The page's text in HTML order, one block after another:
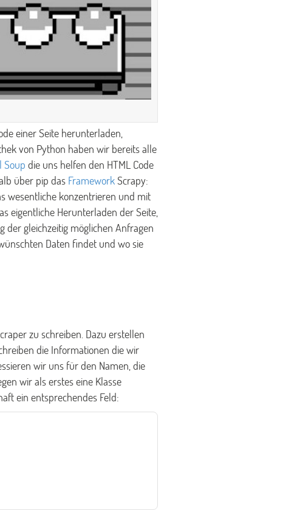
einer Seite herunterladen,
von Python haben wir bereits alle
Soup die uns helfen den HTML Code
über pip das FrameworkScrapy:
wesentliche konzentrieren und mit
eigentliche Herunterladen der Seite,
der gleichzeitig möglichen Anfragen
Daten findet und wo sie
zu schreiben. Dazu erstellen
die Informationen die wir
wir uns für den Namen, die
wir als erstes eine Klasse
ein entsprechendes Feld: